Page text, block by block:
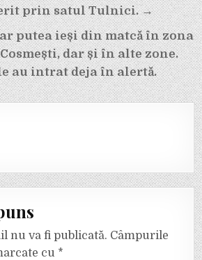
prin satul Tulnici. →
putea ieși din matcă în zona
dar și în alte zone.
au intrat deja în alertă.
nu va fi publicată. Câmpurile
cu *